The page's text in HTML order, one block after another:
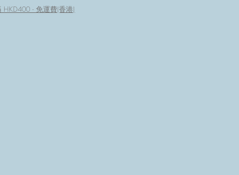
HKD400 - 免運費(香港)